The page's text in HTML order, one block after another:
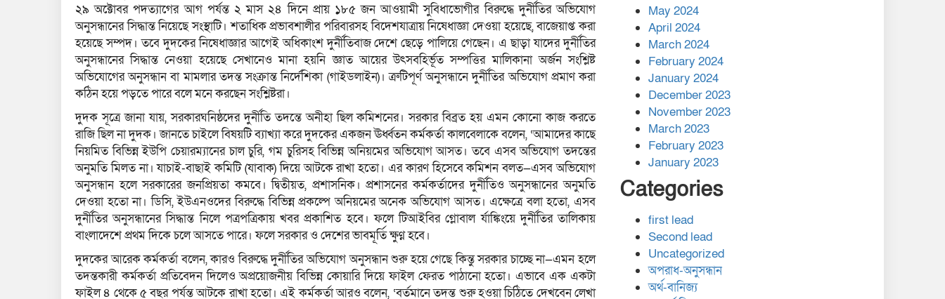
২৯ অক্টোবর পদত্যাগের আগ পর্যন্ত ২ মাস ২৪ দিনে প্রায় ১৮৫ জন আওয়ামী সুবিধাভোগীর বিরুদ্ধে দুর্নীতির অভিযোগ
অনুসন্ধানের সিদ্ধান্ত নিয়েছে সংস্থাটি। শতাধিক প্রভাবশালীর পরিবারসহ বিদেশযাত্রায় নিষেধাজ্ঞা দেওয়া হয়েছে, বাজেয়াপ্ত করা
হয়েছে সম্পদ। তবে দুদকের নিষেধাজ্ঞার আগেই অধিকাংশ দুর্নীতিবাজ দেশে ছেড়ে পালিয়ে গেছেন। এ ছাড়া যাদের দুর্নীতির
অনুসন্ধানের সিদ্ধান্ত নেওয়া হয়েছে সেখানেও মানা হয়নি জ্ঞাত আয়ের উৎসবহির্ভূত সম্পত্তির মালিকানা অর্জন সংশ্লিষ্ট
অভিযোগের অনুসন্ধান বা মামলার তদন্ত সংক্রান্ত নির্দেশিকা (গাইডলাইন)। ত্রুটিপূর্ণ অনুসন্ধানে দুর্নীতির অভিযোগ প্রমাণ করা
কঠিন হয়ে পড়তে পারে বলে মনে করছেন সংশ্লিষ্টরা।
দুদক সূত্রে জানা যায়, সরকারঘনিষ্ঠদের দুর্নীতি তদন্তে অনীহা ছিল কমিশনের। সরকার বিব্রত হয় এমন কোনো কাজ করতে
রাজি ছিল না দুদক। জানতে চাইলে বিষয়টি ব্যাখ্যা করে দুদকের একজন ঊর্ধ্বতন কর্মকর্তা কালবেলাকে বলেন, ‘আমাদের কাছে
নিয়মিত বিভিন্ন ইউপি চেয়ারম্যানের চাল চুরি, গম চুরিসহ বিভিন্ন অনিয়মের অভিযোগ আসত। তবে এসব অভিযোগ তদন্তের
অনুমতি মিলত না। যাচাই-বাছাই কমিটি (যাবাক) দিয়ে আটকে রাখা হতো। এর কারণ হিসেবে কমিশন বলত—এসব অভিযোগ
অনুসন্ধান হলে সরকারের জনপ্রিয়তা কমবে। দ্বিতীয়ত, প্রশাসনিক। প্রশাসনের কর্মকর্তাদের দুর্নীতিও অনুসন্ধানের অনুমতি
দেওয়া হতো না। ডিসি, ইউএনওদের বিরুদ্ধে বিভিন্ন প্রকল্পে অনিয়মের অনেক অভিযোগ আসত। এক্ষেত্রে বলা হতো, এসব
দুর্নীতির অনুসন্ধানের সিদ্ধান্ত নিলে পত্রপত্রিকায় খবর প্রকাশিত হবে। ফলে টিআইবির গ্লোবাল র্যাঙ্কিংয়ে দুর্নীতির তালিকায়
বাংলাদেশে প্রথম দিকে চলে আসতে পারে। ফলে সরকার ও দেশের ভাবমূর্তি ক্ষুণ্ন হবে।
দুদকের আরেক কর্মকর্তা বলেন, কারও বিরুদ্ধে দুর্নীতির অভিযোগ অনুসন্ধান শুরু হয়ে গেছে কিন্তু সরকার চাচ্ছে না—এমন হলে
তদন্তকারী কর্মকর্তা প্রতিবেদন দিলেও অপ্রয়োজনীয় বিভিন্ন কোয়ারি দিয়ে ফাইল ফেরত পাঠানো হতো। এভাবে এক একটা
ফাইল ৪ থেকে ৫ বছর পর্যন্ত আটকে রাখা হতো। এই কর্মকর্তা আরও বলেন, ‘বর্তমানে তদন্ত শুরু হওয়া চিঠিতে দেখবেন লেখা
May 2024
April 2024
March 2024
February 2024
January 2024
December 2023
November 2023
March 2023
February 2023
January 2023
Categories
first lead
Second lead
Uncategorized
অপরাধ-অনুসন্ধান
অর্থ-বানিজ্য